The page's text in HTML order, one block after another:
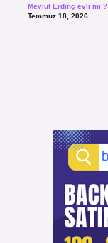
Mevlüt Erdinç evli mi ?
Temmuz 18, 2026